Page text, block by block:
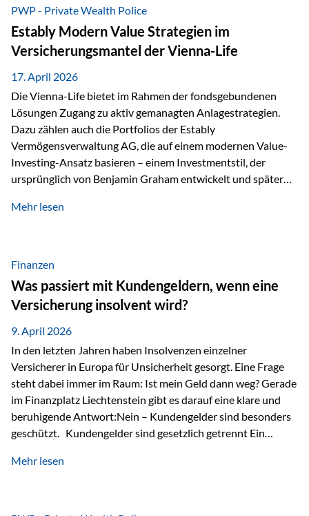
diesem Thema liefern unter anderem die praxisnahen
Ansätze von Finanzexperte Klaus Rost, der seit vielen Jahren
für eine verständliche und…
PWP - Private Wealth Police
Estably Modern Value Strategien im
Versicherungsmantel der Vienna-Life
17. April 2026
Die Vienna-Life bietet im Rahmen der fondsgebundenen
Lösungen Zugang zu aktiv gemanagten Anlagestrategien.
Dazu zählen auch die Portfolios der Estably
Vermögensverwaltung AG, die auf einem modernen Value-
Investing-Ansatz basieren – einem Investmentstil, der
ursprünglich von Benjamin Graham entwickelt und später
Modernes Value Investing als Grundlage Der
Fokus stehen Unternehmen, deren Börsenkurs unter ihrem
inneren Wert liegt. Neben klassischen
Bewertungskennzahlen werden auch qualitative Faktoren
wie Geschäftsmodell, Wettbewerbsvorteile und
Managementqualität…
Mehr lesen
Finanzen
Was passiert mit Kundengeldern, wenn eine
Versicherung insolvent wird?
9. April 2026
In den letzten Jahren haben Insolvenzen einzelner
Versicherer in Europa für Unsicherheit gesorgt. Eine Frage
steht dabei immer im Raum: Ist mein Geld dann weg? Gerade
im Finanzplatz Liechtenstein gibt es darauf eine klare und
beruhigende Antwort:Nein – Kundengelder sind besonders
geschützt. Kundengelder sind gesetzlich getrennt Ein
sogenannte Sondermasse. Das bedeutet:Die
Mehr lesen